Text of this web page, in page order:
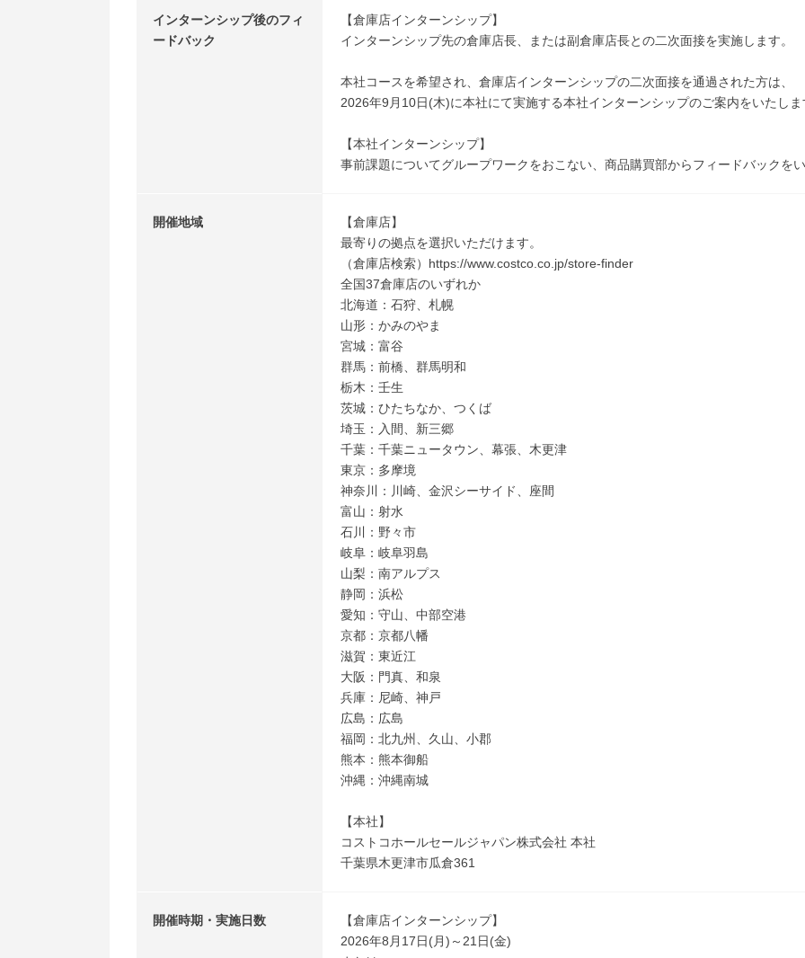
インターンシップ後のフィ
ードバック
【倉庫店インターンシップ】
インターンシップ先の倉庫店長、または副倉庫店長との二次面接を実施します。
本社コースを希望され、倉庫店インターンシップの二次面接を通過された方は、
2026年9月10日(木)に本社にて実施する本社インターンシップのご案内をいたしま
【本社インターンシップ】
事前課題についてグループワークをおこない、商品購買部からフィードバックを
開催地域
【倉庫店】
最寄りの拠点を選択いただけます。
（倉庫店検索）https://www.costco.co.jp/store-finder
全国37倉庫店のいずれか
北海道：石狩、札幌
山形：かみのやま
宮城：富谷
群馬：前橋、群馬明和
栃木：壬生
茨城：ひたちなか、つくば
埼玉：入間、新三郷
千葉：千葉ニュータウン、幕張、木更津
東京：多摩境
神奈川：川崎、金沢シーサイド、座間
富山：射水
石川：野々市
岐阜：岐阜羽島
山梨：南アルプス
静岡：浜松
愛知：守山、中部空港
京都：京都八幡
滋賀：東近江
大阪：門真、和泉
兵庫：尼崎、神戸
広島：広島
福岡：北九州、久山、小郡
熊本：熊本御船
沖縄：沖縄南城
【本社】
コストコホールセールジャパン株式会社 本社
千葉県木更津市瓜倉361
開催時期・実施日数
【倉庫店インターンシップ】
2026年8月17日(月)～21日(金)